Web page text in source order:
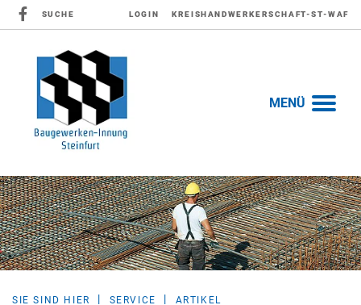
SUCHE LOGIN KREISHANDWERKERSCHAFT-ST-WAF
MENÜ
SIE SIND HIER SERVICE
ARTIKEL